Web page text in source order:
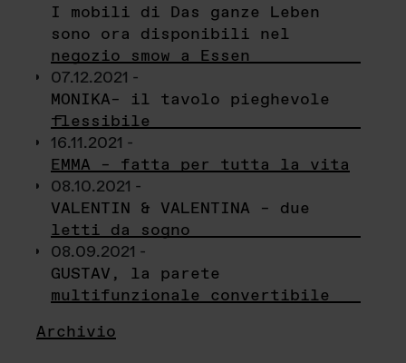
I mobili di Das ganze Leben
sono ora disponibili nel
negozio smow a Essen
07.12.2021 -
MONIKA– il tavolo pieghevole
flessibile
16.11.2021 -
EMMA – fatta per tutta la vita
08.10.2021 -
VALENTIN & VALENTINA – due
letti da sogno
08.09.2021 -
GUSTAV, la parete
multifunzionale convertibile
Archivio